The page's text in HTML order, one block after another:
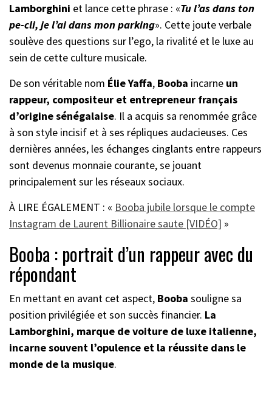
Lamborghini et lance cette phrase : «Tu l’as dans ton
pe-cli, je l’ai dans mon parking». Cette joute verbale
soulève des questions sur l’ego, la rivalité et le luxe au
sein de cette culture musicale.
De son véritable nom Élie Yaffa, Booba incarne un
rappeur, compositeur et entrepreneur français
d’origine sénégalaise. Il a acquis sa renommée grâce
à son style incisif et à ses répliques audacieuses. Ces
dernières années, les échanges cinglants entre rappeurs
sont devenus monnaie courante, se jouant
principalement sur les réseaux sociaux.
À LIRE ÉGALEMENT : « Booba jubile lorsque le compte
Instagram de Laurent Billionaire saute [VIDÉO] »
Booba : portrait d’un rappeur avec du
répondant
En mettant en avant cet aspect, Booba souligne sa
position privilégiée et son succès financier. La
Lamborghini, marque de voiture de luxe italienne,
incarne souvent l’opulence et la réussite dans le
monde de la musique.